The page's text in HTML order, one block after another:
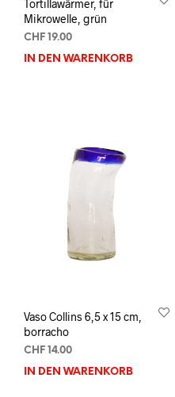
Tortillawärmer, für
Mikrowelle, grün
CHF 19.00
IN DEN WARENKORB
Vaso Collins 6,5 x 15 cm,
borracho
CHF 14.00
IN DEN WARENKORB